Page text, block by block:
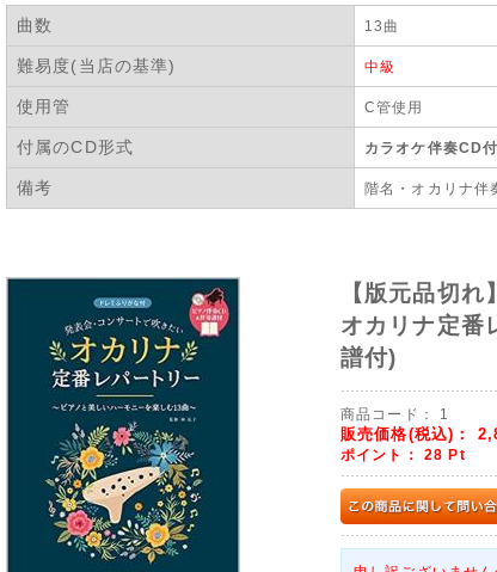
曲数 13曲
難易度(当店の基準) 中級
使用管 C管使用
付属のCD形式 カラオケ伴奏CD
備考 階名・オカリナ伴
【版元品切
オカリナ定番
譜付)
商品コード： 1
販売価格(税込)：
ポイント： 28 Pt